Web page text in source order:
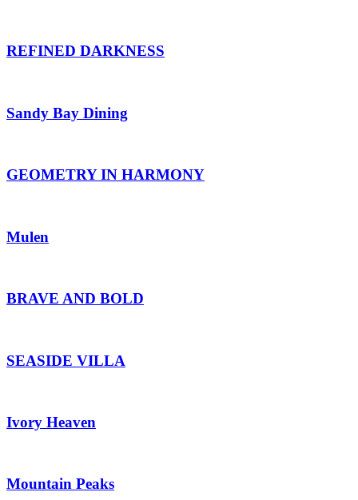
REFINED DARKNESS
Sandy Bay Dining
GEOMETRY IN HARMONY
Mulen
BRAVE AND BOLD
SEASIDE VILLA
Ivory Heaven
Mountain Peaks